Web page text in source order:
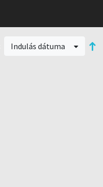
Indulás dátuma